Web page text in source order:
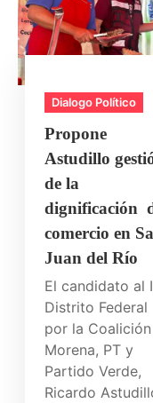
Dialogo Político
Propone
Astudillo
de la
dignificación
comercio en
Juan del Río
El candidato al
Distrito Federal
por la Coalición
Morena, PT y
Partido Verde,
Ricardo